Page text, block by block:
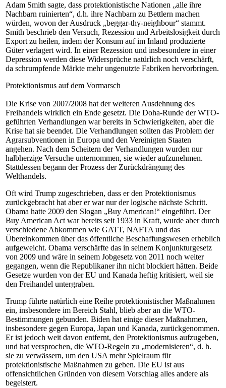
Adam Smith sagte, dass protektionistische Nationen „alle ihre
Nachbarn ruinierten“, d.h. ihre Nachbarn zu Bettlern machen
würden, wovon der Ausdruck „beggar-thy-neighbour“ stammt.
Smith beschrieb den Versuch, Rezession und Arbeitslosigkeit durch
Export zu heilen, indem der Konsum auf im Inland produzierte
Güter verlagert wird. In einer Rezession und insbesondere in einer
Depression werden diese Widersprüche natürlich noch verschärft,
da schrumpfende Märkte mehr ungenutzte Fabriken hervorbringen.
Protektionismus auf dem Vormarsch
Die Krise von 2007/2008 hat der weiteren Ausdehnung des
Freihandels wirklich ein Ende gesetzt. Die Doha-Runde der WTO-
geführten Verhandlungen war bereits in Schwierigkeiten, aber die
Krise hat sie beendet. Die Verhandlungen sollten das Problem der
Agrarsubventionen in Europa und den Vereinigten Staaten
angehen. Nach dem Scheitern der Verhandlungen wurden nur
halbherzige Versuche unternommen, sie wieder aufzunehmen.
Stattdessen begann der Prozess der Zurückdrängung des
Welthandels.
Oft wird Trump zugeschrieben, dass er den Protektionismus
zurückgebracht hat aber er war nur der logische nächste Schritt.
Obama hatte 2009 den Slogan „Buy American!“ eingeführt. Der
Buy American Act war bereits seit 1933 in Kraft, wurde aber durch
verschiedene Abkommen wie GATT, NAFTA und das
Übereinkommen über das öffentliche Beschaffungswesen erheblich
aufgeweicht. Obama verschärfte das in seinem Konjunkturgesetz
von 2009 und wäre in seinem Jobgesetz von 2011 noch weiter
gegangen, wenn die Republikaner ihn nicht blockiert hätten. Beide
Gesetze wurden von der EU und Kanada heftig kritisiert, weil sie
den Freihandel untergraben.
Trump führte natürlich eine Reihe protektionistischer Maßnahmen
ein, insbesondere im Bereich Stahl, blieb aber an die WTO-
Bestimmungen gebunden. Biden hat einige dieser Maßnahmen,
insbesondere gegen Europa, Japan und Kanada, zurückgenommen.
Er ist jedoch weit davon entfernt, den Protektionismus aufzugeben,
und hat versprochen, die WTO-Regeln zu „modernisieren“, d. h.
sie zu verwässern, um den USA mehr Spielraum für
protektionistische Maßnahmen zu geben. Die EU ist aus
offensichtlichen Gründen von diesem Vorschlag alles andere als
begeistert.